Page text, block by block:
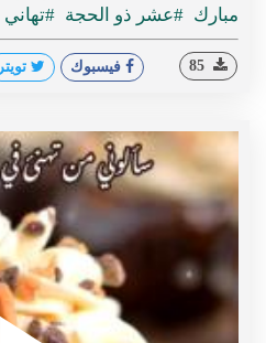
مبارك #عشر ذو الحجة #تهاني
فيسبوك تويتر